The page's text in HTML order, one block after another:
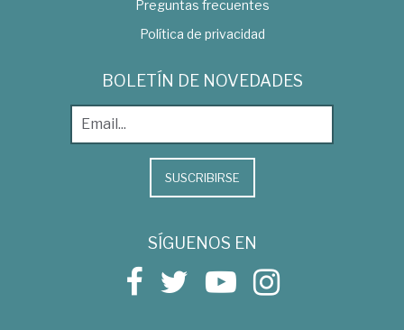
Preguntas frecuentes
Política de privacidad
BOLETÍN DE NOVEDADES
SUSCRIBIRSE
SÍGUENOS EN